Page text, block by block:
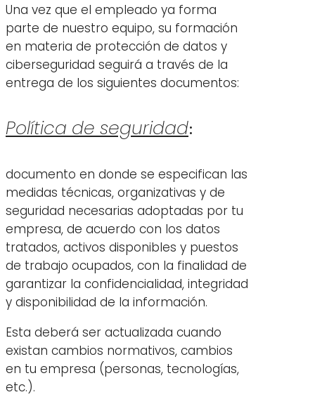
Una vez que el empleado ya forma
parte de nuestro equipo, su formación
en materia de protección de datos y
ciberseguridad seguirá a través de la
entrega de los siguientes documentos:
Política de seguridad:
documento en donde se especifican las
medidas técnicas, organizativas y de
seguridad necesarias adoptadas por tu
empresa, de acuerdo con los datos
tratados, activos disponibles y puestos
de trabajo ocupados, con la finalidad de
garantizar la confidencialidad, integridad
y disponibilidad de la información.
Esta deberá ser actualizada cuando
existan cambios normativos, cambios
en tu empresa (personas, tecnologías,
etc.).